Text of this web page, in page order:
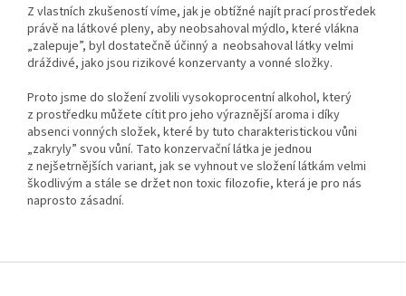
Z vlastních zkušeností víme, jak je obtížné najít prací prostředek
právě na látkové pleny, aby neobsahoval mýdlo, které vlákna
„zalepuje”, byl dostatečně účinný a neobsahoval látky velmi
dráždivé, jako jsou rizikové konzervanty a vonné složky.
Proto jsme do složení zvolili vysokoprocentní alkohol, který
z prostředku můžete cítit pro jeho výraznější aroma i díky
absenci vonných složek, které by tuto charakteristickou vůni
„zakryly” svou vůní. Tato konzervační látka je jednou
z nejšetrnějších variant, jak se vyhnout ve složení látkám velmi
škodlivým a stále se držet non toxic filozofie, která je pro nás
naprosto zásadní.